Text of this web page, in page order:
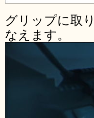
グリップに取
なえます。